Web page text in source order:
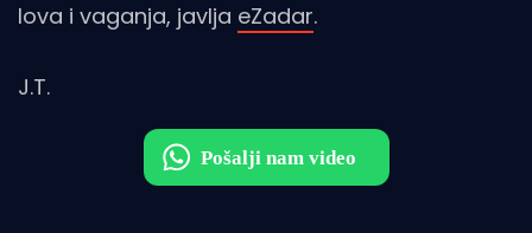
lova i vaganja, javlja eZadar.
J.T.